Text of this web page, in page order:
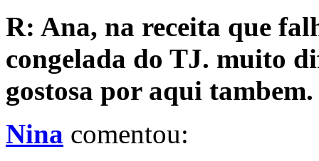
R: Ana, na receita que
congelada do TJ. muito
gostosa por aqui
Nina comentou: